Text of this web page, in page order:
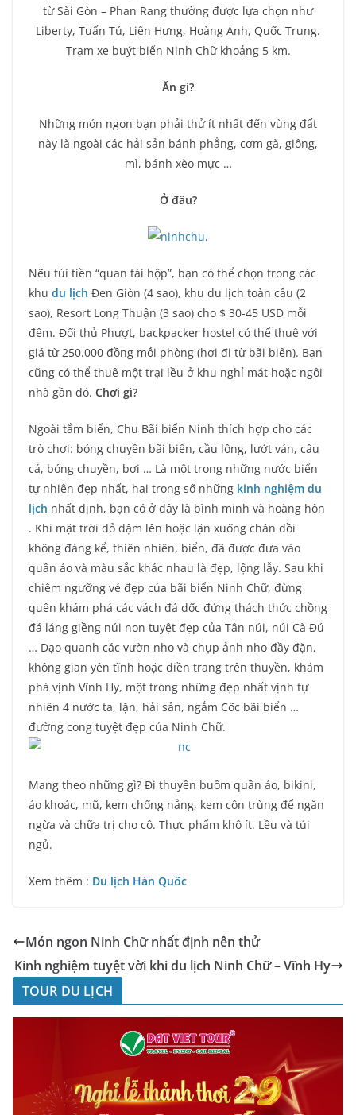
từ Sài Gòn – Phan Rang thường được lựa chọn như
Liberty, Tuấn Tú, Liên Hưng, Hoàng Anh, Quốc Trung.
Trạm xe buýt biển Ninh Chữ khoảng 5 km.
Ăn gì?
Những món ngon bạn phải thử ít nhất đến vùng đất
này là ngoài các hải sản bánh phẳng, cơm gà, giông,
mì, bánh xèo mực …
Ở đâu?
.
Nếu túi tiền “quan tài hộp”, bạn có thể chọn trong các
khu du lịch Đen Giòn (4 sao), khu du lịch toàn cầu (2
sao), Resort Long Thuận (3 sao) cho $ 30-45 USD mỗi
đêm. Đối thủ Phượt, backpacker hostel có thể thuê với
giá từ 250.000 đồng mỗi phòng (hơi đi từ bãi biển). Bạn
cũng có thể thuê một trại lều ở khu nghỉ mát hoặc ngôi
nhà gần đó. Chơi gì?
Ngoài tắm biển, Chu Bãi biển Ninh thích hợp cho các
trò chơi: bóng chuyền bãi biển, cầu lông, lướt ván, câu
cá, bóng chuyền, bơi … Là một trong những nước biển
tự nhiên đẹp nhất, hai trong số những kinh nghiệm du
lịch nhất định, bạn có ở đây là bình minh và hoàng hôn
. Khi mặt trời đỏ đậm lên hoặc lặn xuống chân đồi
không đáng kể, thiên nhiên, biển, đã được đưa vào
quần áo và màu sắc khác nhau là đẹp, lộng lẫy. Sau khi
chiêm ngưỡng vẻ đẹp của bãi biển Ninh Chữ, đừng
quên khám phá các vách đá dốc đứng thách thức chồng
đá láng giềng núi non tuyệt đẹp của Tân núi, núi Cà Đú
… Dạo quanh các vườn nho và chụp ảnh nho đầy đặn,
không gian yên tĩnh hoặc điền trang trên thuyền, khám
phá vịnh Vĩnh Hy, một trong những đẹp nhất vịnh tự
nhiên 4 nước ta, lặn, hải sản, ngắm Cốc bãi biển …
đường cong tuyệt đẹp của Ninh Chữ.
Mang theo những gì? Đi thuyền buồm quần áo, bikini,
áo khoác, mũ, kem chống nắng, kem côn trùng để ngăn
ngừa và chữa trị cho cô. Thực phẩm khô ít. Lều và túi
ngủ.
Xem thêm : Du lịch Hàn Quốc
Món ngon Ninh Chữ nhất định nên thử
Kinh nghiệm tuyệt vời khi du lịch Ninh Chữ – Vĩnh Hy
TOUR DU LỊCH